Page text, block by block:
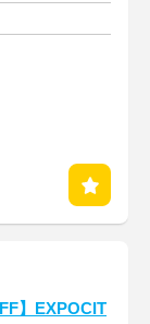
】EXPOCIT